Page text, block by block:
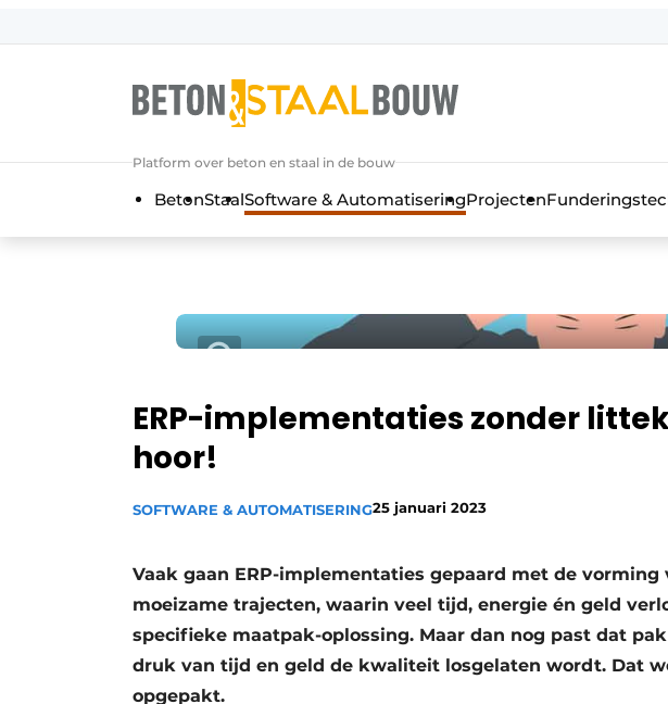
Algemene voorwaarden
Beton & Staalbouw | Ontdek hét vakblad voor de beton-
Evenement aanmelden
Nieuwsbrief
Podcasts
Privacy / Cookie statement
Vacature aanmelden
Platform over beton en staal in de bouw
BetonStaalSoftware & AutomatiseringProjecten
ERP-implementaties zonder
hoor!
SOFTWARE & AUTOMATISERING25 januari 2023
Vaak gaan ERP-implementaties gepaard met de
moeizame trajecten, waarin veel tijd, energie én geld
specifieke maatpak-oplossing. Maar dan nog past dat
druk van tijd en geld de kwaliteit losgelaten wordt. Dat
opgepakt.